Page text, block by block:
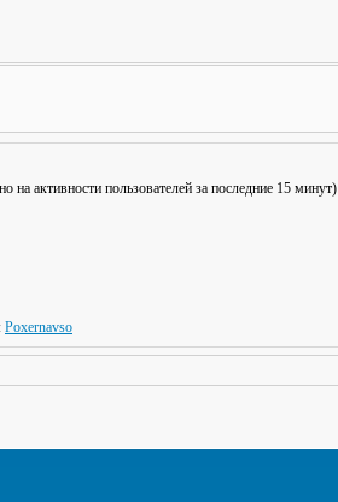
на активности пользователей за последние 15 минут)
Poxernavso